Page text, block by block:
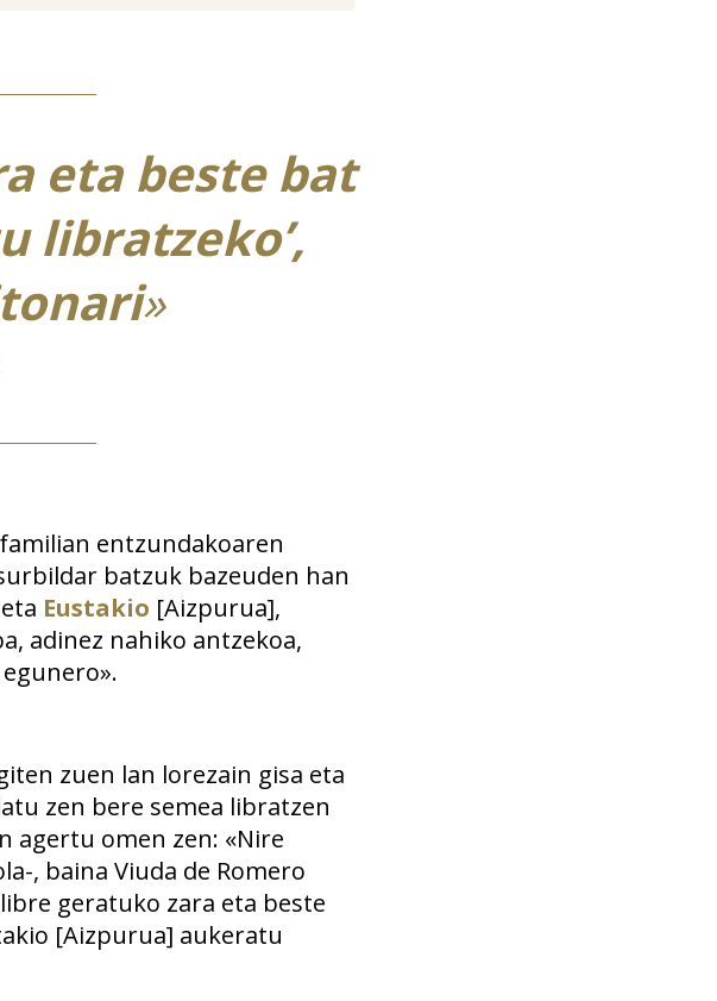
eta beste bat
libratzeko’,
»
entzundakoaren
batzuk bazeuden han
eta Eustakio [Aizpurua],
adinez nahiko antzekoa,
zuen lan lorezain gisa eta
zen bere semea libratzen
agertu omen zen: «Nire
, baina Viuda de Romero
geratuko zara eta beste
[Aizpurua] aukeratu